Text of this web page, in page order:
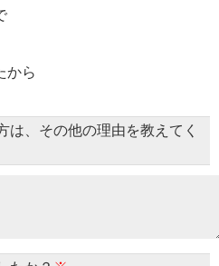
から
は、その他の理由を教えてく